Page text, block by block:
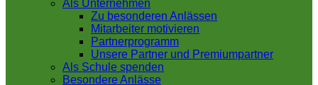
Als Unternehmen
Zu besonderen Anlässen
Mitarbeiter motivieren
Partnerprogramm
Unsere Partner und Premiumpartner
Als Schule spenden
Besondere Anlässe